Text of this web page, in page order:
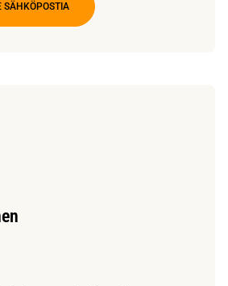
SÄHKÖPOSTIA